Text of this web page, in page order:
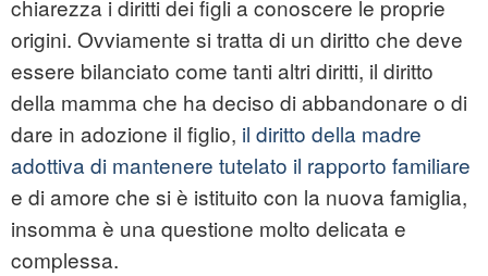
chiarezza i diritti dei figli a conoscere le proprie
origini. Ovviamente si tratta di un diritto che deve
essere bilanciato come tanti altri diritti, il diritto
della mamma che ha deciso di abbandonare o di
dare in adozione il figlio, il diritto della madre
adottiva di mantenere tutelato il rapporto familiare
e di amore che si è istituito con la nuova famiglia,
insomma è una questione molto delicata e
complessa.